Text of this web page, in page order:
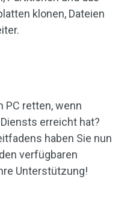
klonen, Dateien
PC retten, wenn
erreicht hat?
haben Sie nun
verfügbaren
Unterstützung!